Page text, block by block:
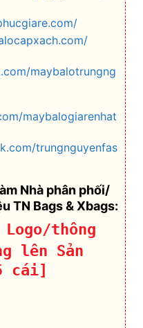
maybalotrungng
maybalogiarenhat
trungnguyenfas
Nhà phân phối/
TN Bags & Xbags:
thông
lên Sản
cái]